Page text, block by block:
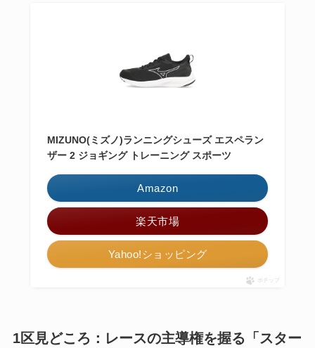
MIZUNO(ミズノ)ランニングシューズ エスペラン
ザー 2 ジョギング トレーニング スポーツ
Amazon
楽天市場
Yahoo!ショッピング
ポチップ
1区見どころ：レースの主導権を握る「スター